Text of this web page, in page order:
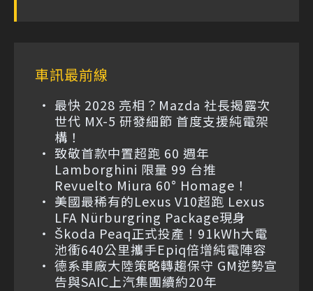
車訊最前線
最快 2028 亮相？Mazda 社長揭露次
世代 MX-5 研發細節 首度支援純電架
構！
致敬首款中置超跑 60 週年
Lamborghini 限量 99 台推
Revuelto Miura 60° Homage！
美國最稀有的Lexus V10超跑 Lexus
LFA Nürburgring Package現身
Škoda Peaq正式投產！91kWh大電
池衝640公里攜手Epiq倍增純電陣容
德系車廠大陸策略轉趨保守 GM逆勢宣
告與SAIC上汽集團續約20年